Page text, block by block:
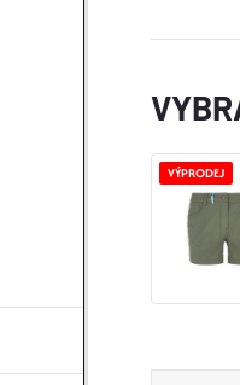
VÝPRODEJ